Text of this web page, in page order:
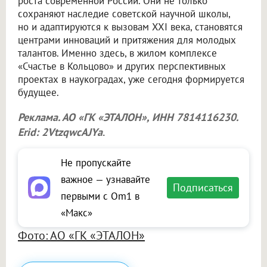
сохраняют наследие советской научной школы,
но и адаптируются к вызовам XXI века, становятся
центрами инноваций и притяжения для молодых
талантов. Именно здесь, в жилом комплексе
«Счастье в Кольцово» и других перспективных
проектах в наукоградах, уже сегодня формируется
будущее.
Реклама. АО «ГК «ЭТАЛОН», ИНН 7814116230.
Erid: 2VtzqwcAJYa.
Не пропускайте
важное — узнавайте
первыми с Om1 в
«Макс»
Подписаться
Фото: АО «ГК «ЭТАЛОН»